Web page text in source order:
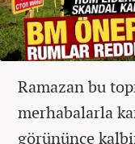
Ramazan bu
merhabalarla
görününce